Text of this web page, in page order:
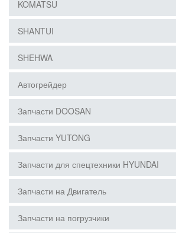
KOMATSU
SHANTUI
SHEHWA
Автогрейдер
Запчасти DOOSAN
Запчасти YUTONG
Запчасти для спецтехники HYUNDAI
Запчасти на Двигатель
Запчасти на погрузчики